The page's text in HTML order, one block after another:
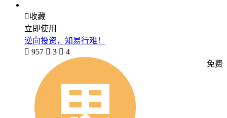
收藏
立即使用
逆向投资，知易行难！
 957  3  4
免费